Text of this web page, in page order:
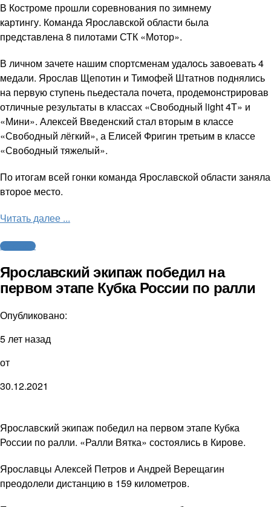
В Костроме прошли соревнования по зимнему
картингу. Команда Ярославской области была
представлена 8 пилотами СТК «Мотор».
В личном зачете нашим спортсменам удалось завоевать 4
медали. Ярослав Щепотин и Тимофей Штатнов поднялись
на первую ступень пьедестала почета, продемонстрировав
отличные результаты в классах «Свободный light 4T» и
«Мини». Алексей Введенский стал вторым в классе
«Свободный лёгкий», а Елисей Фригин третьим в классе
«Свободный тяжелый».
По итогам всей гонки команда Ярославской области заняла
второе место.
Читать далее ...
Автоспорт
Ярославский экипаж победил на
первом этапе Кубка России по ралли
Опубликовано:
5 лет назад
от
30.12.2021
Ярославский экипаж победил на первом этапе Кубка
России по ралли. «Ралли Вятка» состоялись в Кирове.
Ярославцы Алексей Петров и Андрей Верещагин
преодолели дистанцию в 159 километров.